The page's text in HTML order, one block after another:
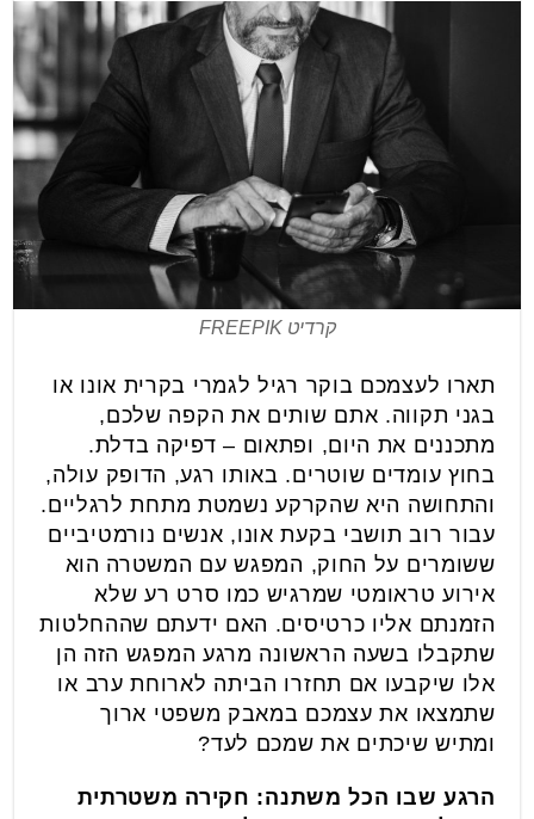
קרדיט FREEPIK
תארו לעצמכם בוקר רגיל לגמרי בקרית אונו או
בגני תקווה. אתם שותים את הקפה שלכם,
מתכננים את היום, ופתאום – דפיקה בדלת.
בחוץ עומדים שוטרים. באותו רגע, הדופק עולה,
והתחושה היא שהקרקע נשמטת מתחת לרגליים.
עבור רוב תושבי בקעת אונו, אנשים נורמטיביים
ששומרים על החוק, המפגש עם המשטרה הוא
אירוע טראומטי שמרגיש כמו סרט רע שלא
הזמנתם אליו כרטיסים. האם ידעתם שההחלטות
שתקבלו בשעה הראשונה מרגע המפגש הזה הן
אלו שיקבעו אם תחזרו הביתה לארוחת ערב או
שתמצאו את עצמכם במאבק משפטי ארוך
ומתיש שיכתים את שמכם לעד?
הרגע שבו הכל משתנה: חקירה משטרתית